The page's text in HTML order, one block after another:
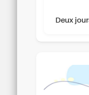
Deux